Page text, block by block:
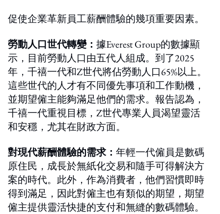
促使企業革新員工薪酬體驗的幾項重要因素。
勞動人口世代轉變： 據Everest Group的數據顯
示，目前勞動人口由五代人組成。到了2025
年，千禧一代和Z世代將佔勞動人口65%以上。
這些世代的人才有不同優先事項和工作動機，
並期望僱主能夠滿足他們的需求。報告認為，
千禧一代重視目標，Z世代專業人員渴望靈活
和安穩，尤其在財政方面。
對現代薪酬體驗的需求： 年輕一代僱員是數碼
原住民，成長於無紙化交易和隨手可得解決方
案的時代。此外，作為消費者，他們習慣即時
得到滿足，因此對僱主也有類似的期望，期望
僱主提供靈活快捷的支付和無縫的數碼體驗。